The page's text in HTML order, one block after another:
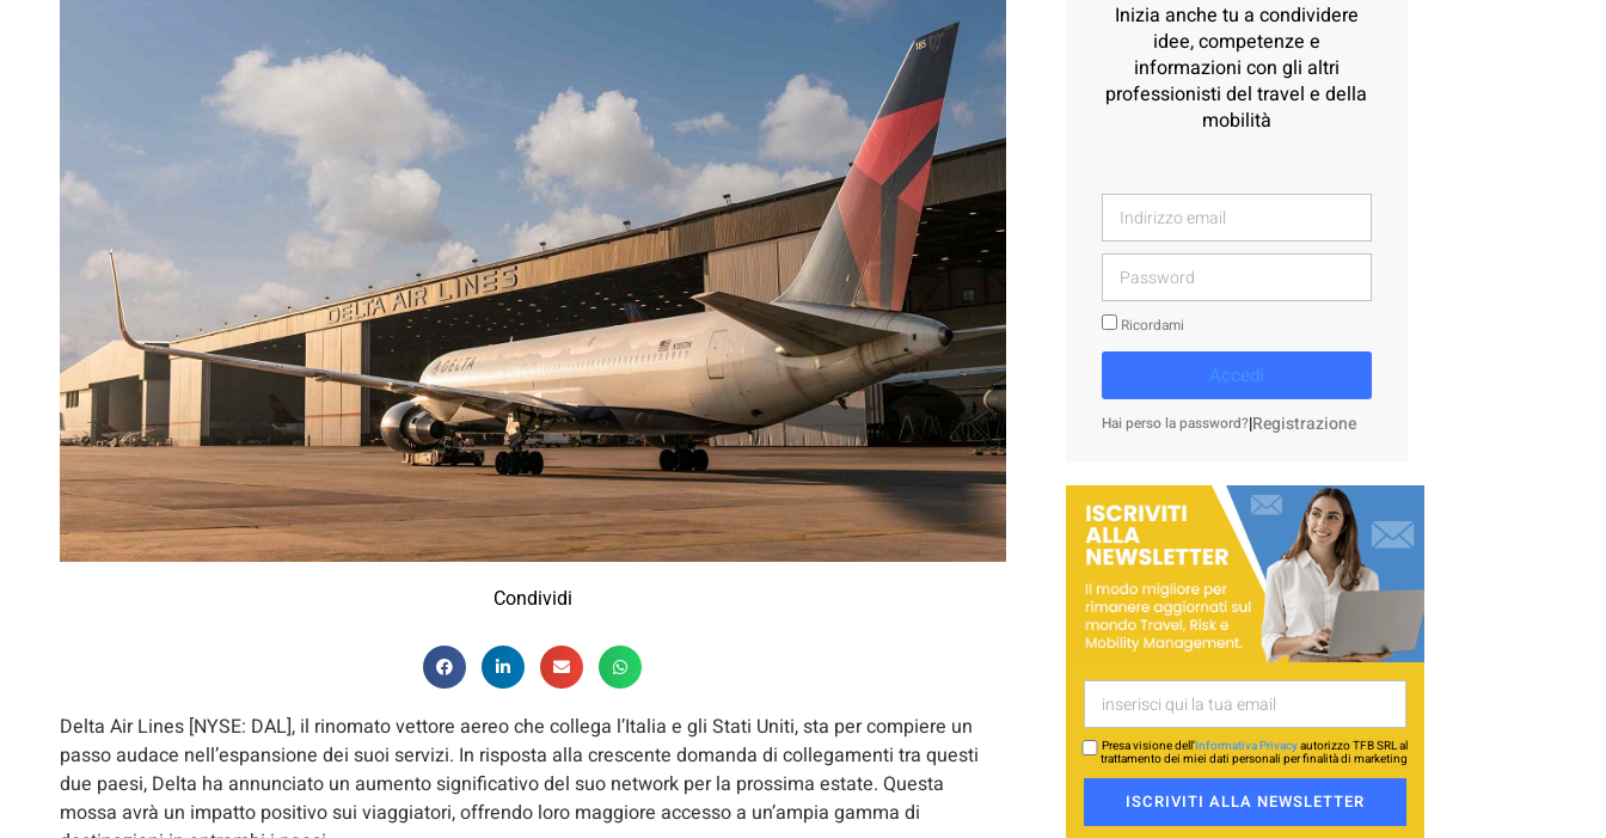
Condividi
Delta Air Lines [NYSE: DAL], il rinomato vettore aereo che collega l’Italia e gli Stati Uniti, sta per compiere un
passo audace nell’espansione dei suoi servizi. In risposta alla crescente domanda di collegamenti tra questi
due paesi, Delta ha annunciato un aumento significativo del suo network per la prossima estate. Questa
mossa avrà un impatto positivo sui viaggiatori, offrendo loro maggiore accesso a un’ampia gamma di
Inizia anche tu a condividere
idee, competenze e
informazioni con gli altri
professionisti del travel e della
mobilità
Ricordami
Accedi
Hai perso la password?|Registrazione
Presa visione dell’Informativa Privacyautorizzo TFB SRL al
trattamento dei miei dati personali per finalità di marketing
ISCRIVITI ALLA NEWSLETTER